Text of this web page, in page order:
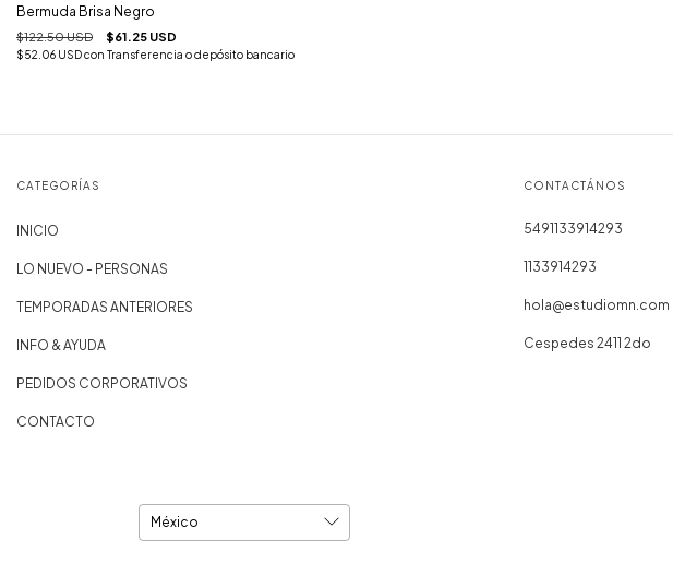
Bermuda Brisa Negro
$122.50 USD $61.25 USD
$52.06 USDcon Transferencia o depósito bancario
CATEGORÍAS
INICIO
LO NUEVO - PERSONAS
TEMPORADAS ANTERIORES
INFO & AYUDA
PEDIDOS CORPORATIVOS
CONTACTO
CONTACTÁNOS
5491133914293
1133914293
hola@estudiomn.com
Cespedes 2411 2do